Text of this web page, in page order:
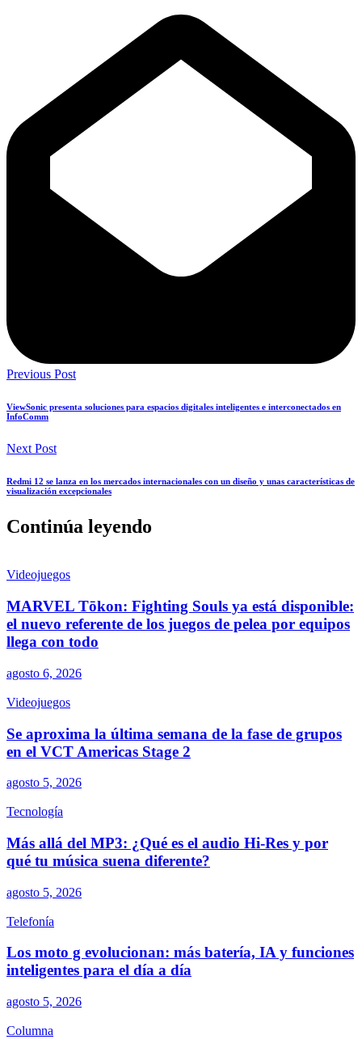
Previous Post
ViewSonic presenta soluciones para espacios digitales inteligentes e interconectados en
InfoComm
Next Post
Redmi 12 se lanza en los mercados internacionales con un diseño y unas características de
visualización excepcionales
Continúa leyendo
Videojuegos
MARVEL Tōkon: Fighting Souls ya está disponible:
el nuevo referente de los juegos de pelea por equipos
llega con todo
agosto 6, 2026
Videojuegos
Se aproxima la última semana de la fase de grupos
en el VCT Americas Stage 2
agosto 5, 2026
Tecnología
Más allá del MP3: ¿Qué es el audio Hi-Res y por
qué tu música suena diferente?
agosto 5, 2026
Telefonía
Los moto g evolucionan: más batería, IA y funciones
inteligentes para el día a día
agosto 5, 2026
Columna